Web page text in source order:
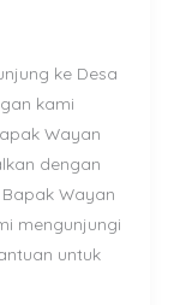
ke Desa
kami
Wayan
dengan
Wayan
mengunjungi
untuk